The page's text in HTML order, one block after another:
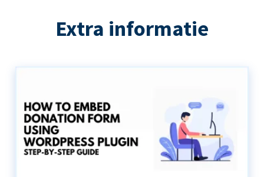
Extra informatie